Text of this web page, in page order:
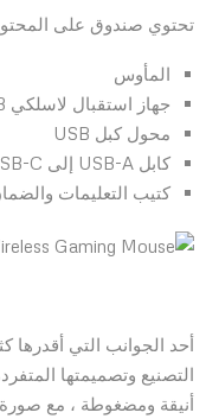
تحتوي صندوق على
المأوس
جهاز استقبال لاسلكي USB
محول كبل USB
كابل USB-A إلى USB-C
كتيب التعليمات
أنيقة ومضغوطة ، مع